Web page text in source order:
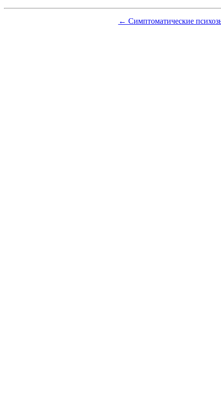
← Симптоматические